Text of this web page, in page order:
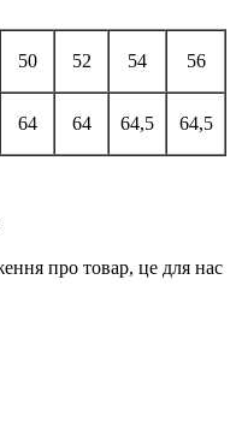
50 52 54 56
64 64 64,5 64,5
про товар, це для нас